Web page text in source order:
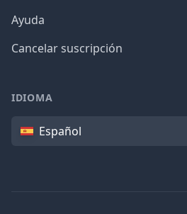
Ayuda
Cancelar suscripción
IDIOMA
IdiomaEspañol